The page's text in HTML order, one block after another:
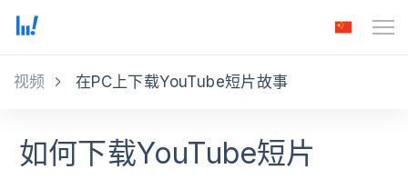
视频 在PC上下载YouTube短片故事
如何下载YouTube短片